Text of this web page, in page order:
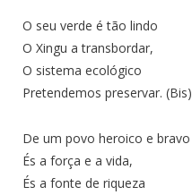
O seu verde é tão lindo
O Xingu a transbordar,
O sistema ecológico
Pretendemos preservar. (Bis)
De um povo heroico e bravo
És a força e a vida,
És a fonte de riqueza